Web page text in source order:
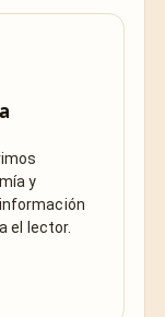
y
el lector.